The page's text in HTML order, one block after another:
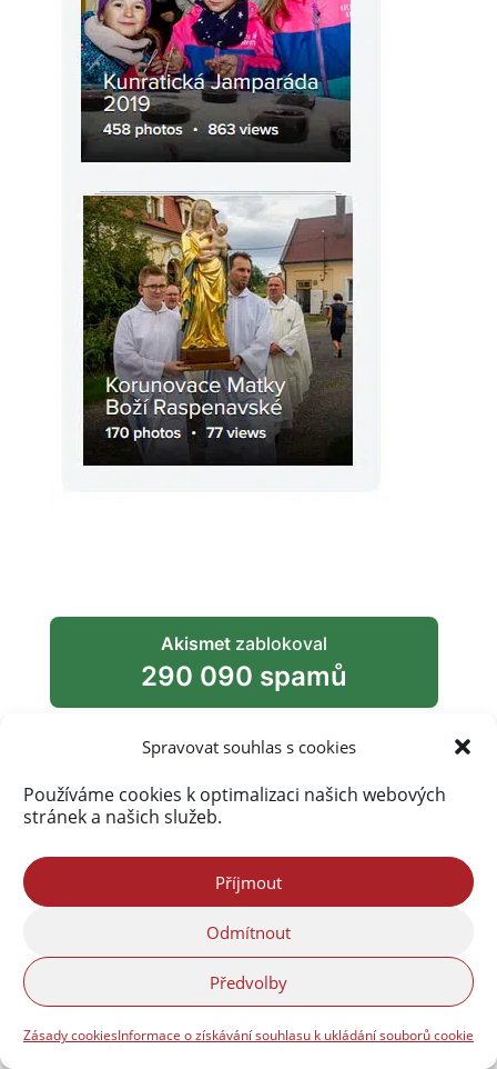
Spravovat souhlas s cookies
Používáme cookies k optimalizaci našich webových
stránek a našich služeb.
Příjmout
Odmítnout
Předvolby
Zásady cookiesInformace o získávání souhlasu k ukládání souborů cookie
Akismetzablokoval
290 090 spamů